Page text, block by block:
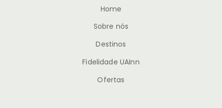
Home
Sobre nós
Destinos
Fidelidade UAInn
Ofertas